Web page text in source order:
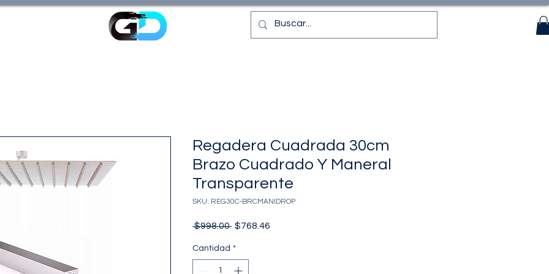
Regadera Cuadrada 30cm
Brazo Cuadrado Y Maneral
Transparente
SKU: REG30C-BRCMANIDROP
$998.00 Precio
$768.46
Cantidad *